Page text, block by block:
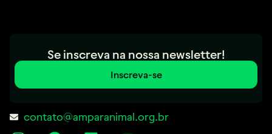
Se inscreva na nossa newsletter!
Inscreva-se
contato@amparanimal.org.br